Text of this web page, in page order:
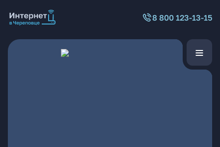
8 800 123-13-15